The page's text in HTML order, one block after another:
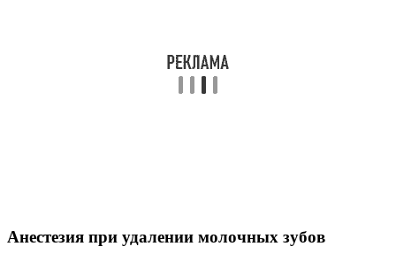
Анестезия при удалении молочных зубов